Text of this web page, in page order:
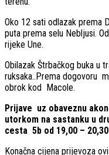
Oko 12 sati odlazak prema
puta prema selu Nebljusi.
rijeke Une.
Obilazak Štrbačkog buka u
ruksaka..Prema dogovoru
obrok kod Macole.
Prijave uz obaveznu
utorkom na sastanku u
cesta 5b od 19,00 –
Konačna cijena prijevoza